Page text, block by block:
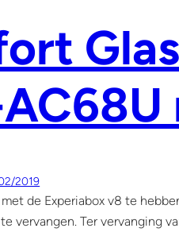
2019
de Experiabox v8 te
vervangen. Ter vervanging